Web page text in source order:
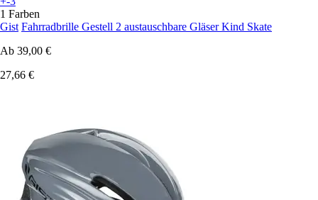
1 Farben
Gist Fahrradbrille Gestell 2 austauschbare Gläser Kind Skate
Ab 39,00 €
27,66 €